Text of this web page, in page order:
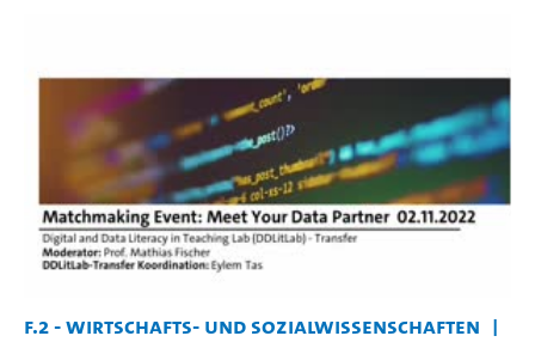
F.2 - Wirtschafts- und Sozialwissenschaften